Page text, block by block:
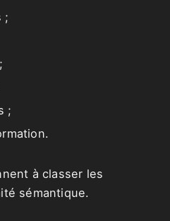
;
;
à classer les
sémantique.